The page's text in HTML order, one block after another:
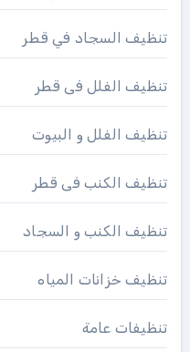
تنظيف السجاد في قطر
تنظيف الفلل فى قطر
تنظيف الفلل و البيوت
تنظيف الكنب فى قطر
تنظيف الكنب و السجاد
تنظيف خزانات المياه
تنظيفات عامة